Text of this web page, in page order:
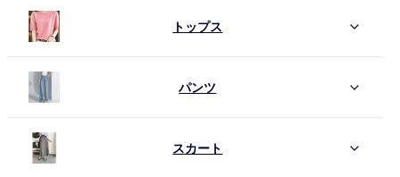
トップス
パンツ
スカート